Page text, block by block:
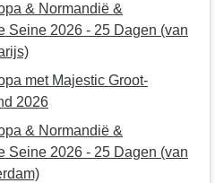
& Normandië &
Seine 2026 - 25 Dagen (van
met Majestic Groot-
2026
& Normandië &
Seine 2026 - 25 Dagen (van